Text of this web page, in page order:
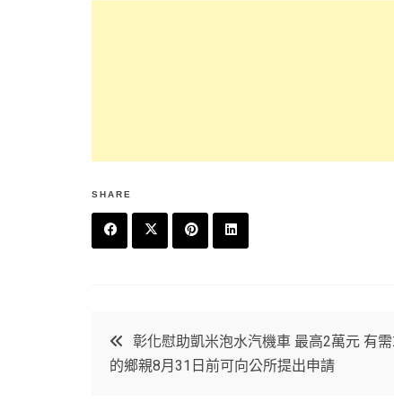
SHARE
e
e
文
章
彰化慰助凱米泡水汽機車 最高2萬元 有
的鄉親8月31日前可向公所提出申請